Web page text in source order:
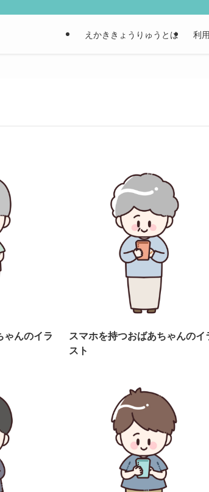
えかききょうりゅうとは 利
ゃんのイラ
スマホを持つおばあちゃんのイ
スト